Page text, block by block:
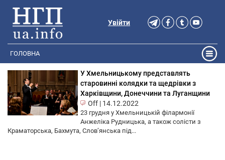
Увійти
ГОЛОВНА
У Хмельницькому представлять
старовинні колядки та щедрівки з
Харківщини, Донеччини та Луганщини
Off | 14.12.2022
23 грудня у Хмельницькій філармонії
Анжеліка Рудницька, а також солісти з
Краматорська, Бахмута, Слов’янська під...